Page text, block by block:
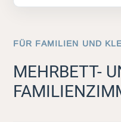
FÜR FAMILIEN UND
MEHRBETT-